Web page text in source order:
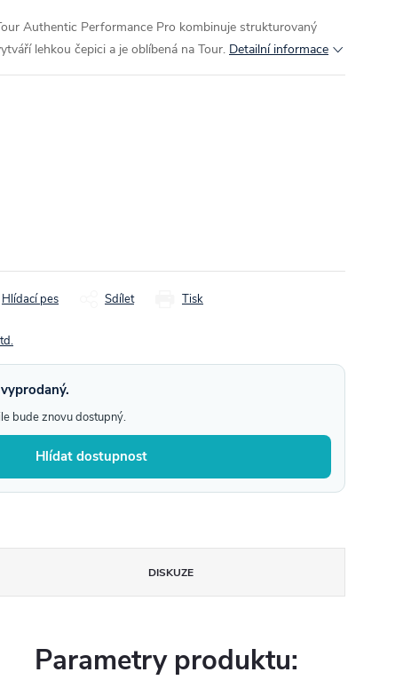
Authentic Performance Pro kombinuje strukturovaný
lehkou čepici a je oblíbená na Tour. Detailní informace
Tisk
Hlídací pes Sdílet
bude znovu dostupný.
Hlídat dostupnost
DISKUZE
Parametry produktu: